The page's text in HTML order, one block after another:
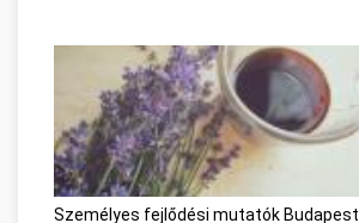
Személyes fejlődési mutatók Budapest